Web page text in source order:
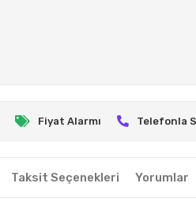
Fiyat Alarmı Telefonla
Taksit Seçenekleri Yorumlar